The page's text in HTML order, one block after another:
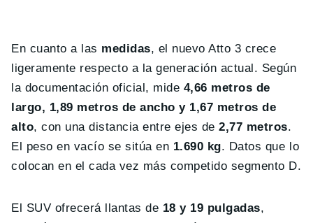
En cuanto a las medidas, el nuevo Atto 3 crece
ligeramente respecto a la generación actual. Según
la documentación oficial, mide 4,66 metros de
largo, 1,89 metros de ancho y 1,67 metros de
alto, con una distancia entre ejes de2,77 metros.
El peso en vacío se sitúa en 1.690 kg. Datos que lo
colocan en el cada vez más competido segmento D.
El SUV ofrecerá llantas de 18 y 19 pulgadas,